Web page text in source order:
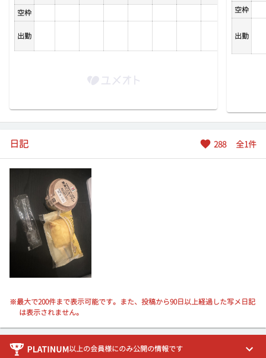
空枠
出勤
空枠
出勤
日記 288 全1件
※最大で200件まで表示可能です。また、投稿から90日以上経過した写メ日記
は表示されません。
以上の会員様にのみ公開の情報です